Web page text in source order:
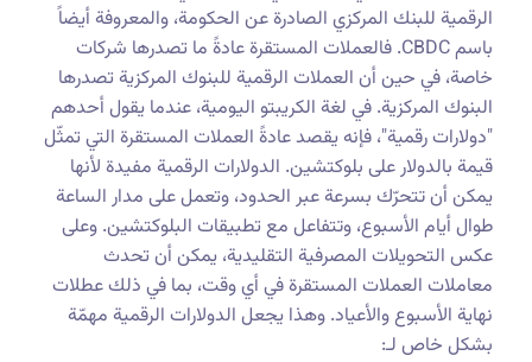
الرقمية للبنك المركزي الصادرة عن الحكومة، والمعروفة أيضاً
باسم CBDC. فالعملات المستقرة عادةً ما تصدرها شركات
خاصة، في حين أن العملات الرقمية للبنوك المركزية تصدرها
البنوك المركزية. في لغة الكريبتو اليومية، عندما يقول أحدهم
"دولارات رقمية"، فإنه يقصد عادةً العملات المستقرة التي تمثّل
قيمة بالدولار على بلوكتشين. الدولارات الرقمية مفيدة لأنها
يمكن أن تتحرّك بسرعة عبر الحدود، وتعمل على مدار الساعة
طوال أيام الأسبوع، وتتفاعل مع تطبيقات البلوكتشين. وعلى
عكس التحويلات المصرفية التقليدية، يمكن أن تحدث
معاملات العملات المستقرة في أي وقت، بما في ذلك عطلات
نهاية الأسبوع والأعياد. وهذا يجعل الدولارات الرقمية مهمّة
بشكل خاص لـ: